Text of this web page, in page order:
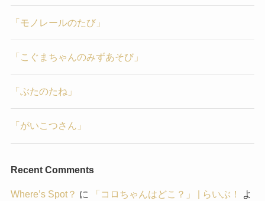
「モノレールのたび」
「こぐまちゃんのみずあそび」
「ぶたのたね」
「がいこつさん」
Recent Comments
Where’s Spot？ に 「コロちゃんはどこ？」 | らいぶ！
よ